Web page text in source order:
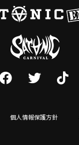
個人情報保護方針